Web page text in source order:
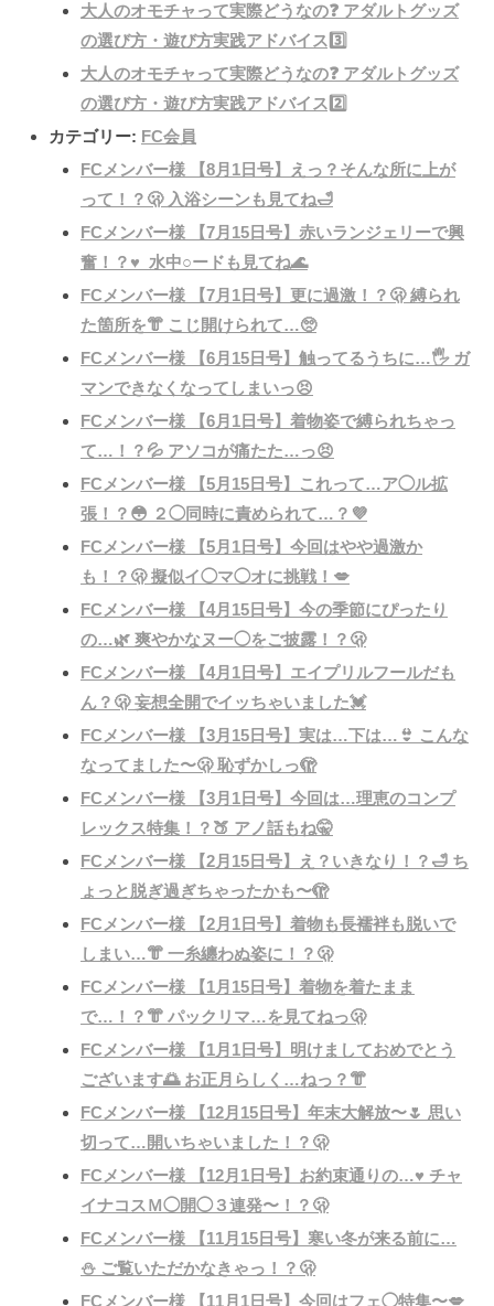
大人のオモチャって実際どうなの❓ アダルトグッズ
の選び方・遊び方実践アドバイス3️⃣
大人のオモチャって実際どうなの❓ アダルトグッズ
の選び方・遊び方実践アドバイス2️⃣
カテゴリー: FC会員
FCメンバー様 【8月1日号】えっ？そんな所に上が
って！？🫢 入浴シーンも見てね🛁
FCメンバー様 【7月15日号】赤いランジェリーで興
奮！？♥️ 水中○ードも見てね🌊
FCメンバー様 【7月1日号】更に過激！？🫢 縛られ
た箇所を👘 こじ開けられて…🥺
FCメンバー様 【6月15日号】触ってるうちに…🖐️ ガ
マンできなくなってしまいっ😣
FCメンバー様 【6月1日号】着物姿で縛られちゃっ
て…！？💦 アソコが痛たた…っ😣
FCメンバー様 【5月15日号】これって…ア◯ル拡
張！？😳 ２◯同時に責められて…？💜
FCメンバー様 【5月1日号】今回はやや過激か
も！？🫢 擬似イ◯マ◯オに挑戦！💋
FCメンバー様 【4月15日号】今の季節にぴったり
の…🌿 爽やかなヌー◯をご披露！？🫢
FCメンバー様 【4月1日号】エイプリルフールだも
ん？🫢 妄想全開でイッちゃいました💓
FCメンバー様 【3月15日号】実は…下は…👙 こんな
なってました〜🫢 恥ずかしっ🫣
FCメンバー様 【3月1日号】今回は…理恵のコンプ
レックス特集！？🍑 アノ話もね🤫
FCメンバー様 【2月15日号】え？いきなり！？🛁 ち
ょっと脱ぎ過ぎちゃったかも〜🫣
FCメンバー様 【2月1日号】着物も長襦袢も脱いで
しまい…👘 一糸纏わぬ姿に！？🫢
FCメンバー様 【1月15日号】着物を着たまま
で…！？👘 パックリマ…を見てねっ🫢
FCメンバー様 【1月1日号】明けましておめでとう
ございます🌅 お正月らしく…ねっ？👘
FCメンバー様 【12月15日号】年末大解放〜🌷 思い
切って…開いちゃいました！？🫢
FCメンバー様 【12月1日号】お約束通りの…♥️ チャ
イナコスＭ◯開◯３連発〜！？🫢
FCメンバー様 【11月15日号】寒い冬が来る前に…
⛄️ ご覧いただかなきゃっ！？🫢
FCメンバー様 【11月1日号】今回はフェ◯特集〜💋